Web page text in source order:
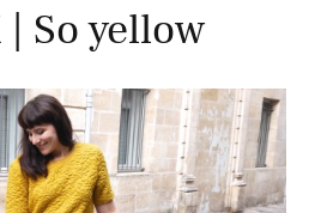
So yellow